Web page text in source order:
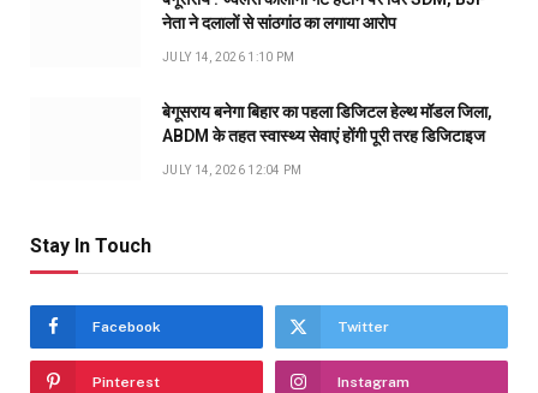
नेता ने दलालों से सांठगांठ का लगाया आरोप
JULY 14, 2026 1:10 PM
बेगूसराय बनेगा बिहार का पहला डिजिटल हेल्थ मॉडल जिला,
ABDM के तहत स्वास्थ्य सेवाएं होंगी पूरी तरह डिजिटाइज
JULY 14, 2026 12:04 PM
Stay In Touch
Facebook Twitter
Pinterest Instagram